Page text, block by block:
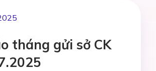
tháng gửi sở CK